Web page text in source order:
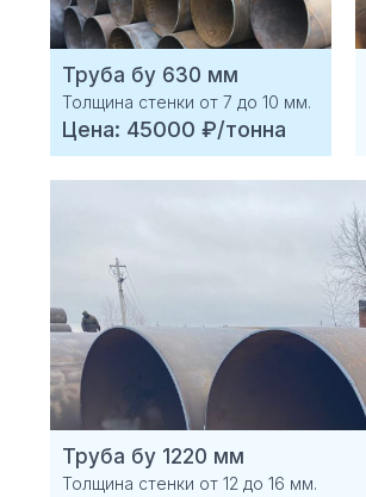
Труба бу 630 мм
Толщина стенки от 7 до 10 мм.
Цена: 45000 ₽/тонна
Труба бу 1220 мм
Толщина стенки от 12 до 16 мм.